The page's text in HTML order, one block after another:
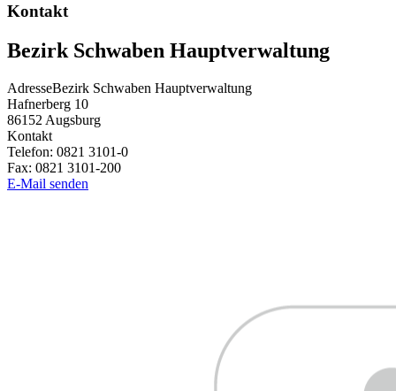
Kontakt
Bezirk Schwaben Hauptverwaltung
AdresseBezirk Schwaben Hauptverwaltung
Hafnerberg 10
86152 Augsburg
Kontakt
Telefon: 0821 3101-0
Fax: 0821 3101-200
E-Mail senden